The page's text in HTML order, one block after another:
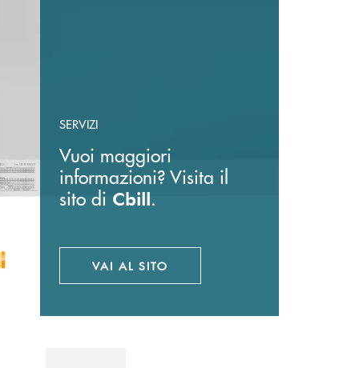
SERVIZI
Vuoi maggiori
informazioni? Visita il
sito di Cbill.
VAI AL SITOAPRE UNA NUOVA FINESTRA